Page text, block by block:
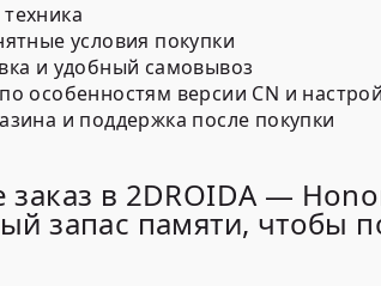
условия покупки
и удобный самовывоз
особенностям версии CN и
и поддержка после покупки
в 2DROIDA —
запас памяти, чтобы